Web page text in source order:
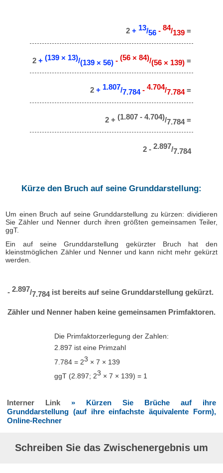
2+ 13/56 - 84/139=
2+ (139 × 13)/(139 × 56) - (56 × 84)/(56 × 139)=
2+ 1.807/7.784 - 4.704/7.784 =
2 + (1.807 - 4.704)/7.784 =
2 - 2.897/7.784
Kürze den Bruch auf seine Grunddarstellung:
Um einen Bruch auf seine Grunddarstellung zu kürzen: dividieren
Sie Zähler und Nenner durch ihren größten gemeinsamen Teiler,
ggT.
Ein auf seine Grunddarstellung gekürzter Bruch hat den
kleinstmöglichen Zähler und Nenner und kann nicht mehr gekürzt
werden.
- 2.897/7.784 ist bereits auf seine Grunddarstellung gekürzt.
Zähler und Nenner haben keine gemeinsamen Primfaktoren.
Die Primfaktorzerlegung der Zahlen:
2.897 ist eine Primzahl
7.784 = 23 × 7 × 139
ggT (2.897; 23 × 7 × 139) = 1
Interner Link » Kürzen Sie Brüche auf ihre
Grunddarstellung (auf ihre einfachste äquivalente Form),
Online-Rechner
Schreiben Sie das Zwischenergebnis um